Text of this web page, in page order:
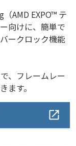
AMD EXPO™ テ
向けに、簡単で
ークロック機能
、フレームレー
ます。